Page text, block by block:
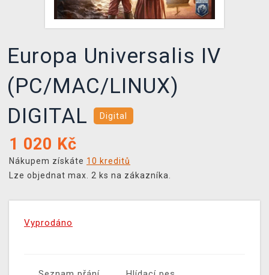
Europa Universalis IV
(PC/MAC/LINUX)
DIGITAL
Digital
1 020 Kč
Nákupem získáte 10 kreditů
Lze objednat max. 2 ks na zákazníka.
Vyprodáno